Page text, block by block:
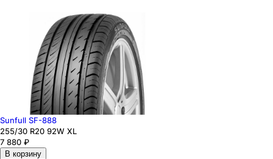
Sunfull SF-888
255/30 R20 92W XL
7 880 ₽
В корзину